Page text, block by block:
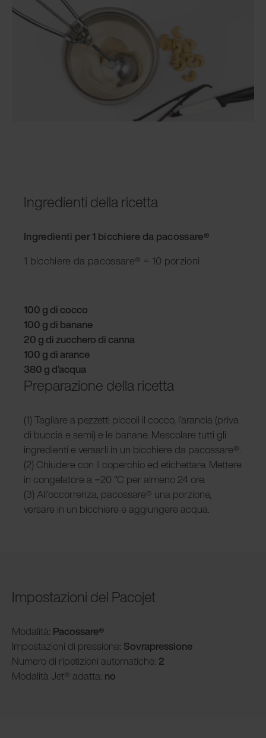
Ingredienti della ricetta
Ingredienti per 1 bicchiere da pacossare®
1 bicchiere da pacossare® = 10 porzioni
100 g di cocco
100 g di banane
20 g di zucchero di canna
100 g di arance
380 g d’acqua
Preparazione della ricetta
(1) Tagliare a pezzetti piccoli il cocco, l’arancia (priva
di buccia e semi) e le banane. Mescolare tutti gli
ingredienti e versarli in un bicchiere da pacossare®.
(2) Chiudere con il coperchio ed etichettare. Mettere
in congelatore a −20 °C per almeno 24 ore.
(3) All’occorrenza, pacossare® una porzione,
versare in un bicchiere e aggiungere acqua.
Impostazioni del Pacojet
Modalità: Pacossare®
Impostazioni di pressione: Sovrapressione
Numero di ripetizioni automatiche: 2
Modalità Jet® adatta: no